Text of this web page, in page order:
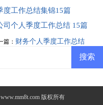
度工作总结集锦15篇
司个人季度工作总结 15篇
篇： 财务个人季度工作总结
www.mm8t.com 版权所有